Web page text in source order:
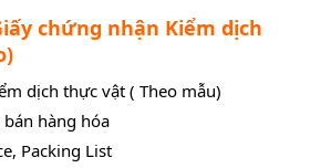
chứng nhận Kiểm dịch
dịch thực vật ( Theo mẫu)
hàng hóa
Packing List